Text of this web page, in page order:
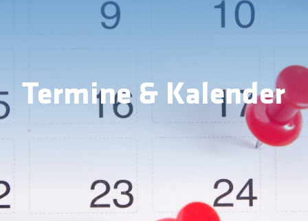
Termine & Kalender